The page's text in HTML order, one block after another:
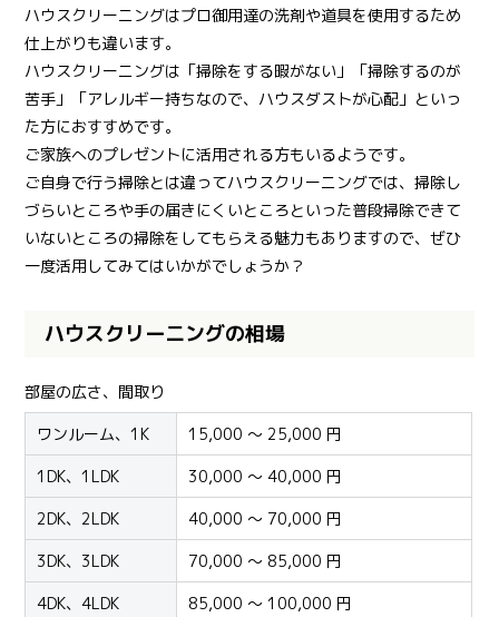
ハウスクリーニングはプロ御用達の洗剤や道具を使用するため
仕上がりも違います。
ハウスクリーニングは「掃除をする暇がない」「掃除するのが
苦手」「アレルギー持ちなので、ハウスダストが心配」といっ
た方におすすめです。
ご家族へのプレゼントに活用される方もいるようです。
ご自身で行う掃除とは違ってハウスクリーニングでは、掃除し
づらいところや手の届きにくいところといった普段掃除できて
いないところの掃除をしてもらえる魅力もありますので、ぜひ
一度活用してみてはいかがでしょうか？
ハウスクリーニングの相場
部屋の広さ、間取り
ワンルーム、1K
15,000 ～ 25,000 円
1DK、1LDK
30,000 ～ 40,000 円
2DK、2LDK
40,000 ～ 70,000 円
3DK、3LDK
70,000 ～ 85,000 円
4DK、4LDK
85,000 ～ 100,000 円